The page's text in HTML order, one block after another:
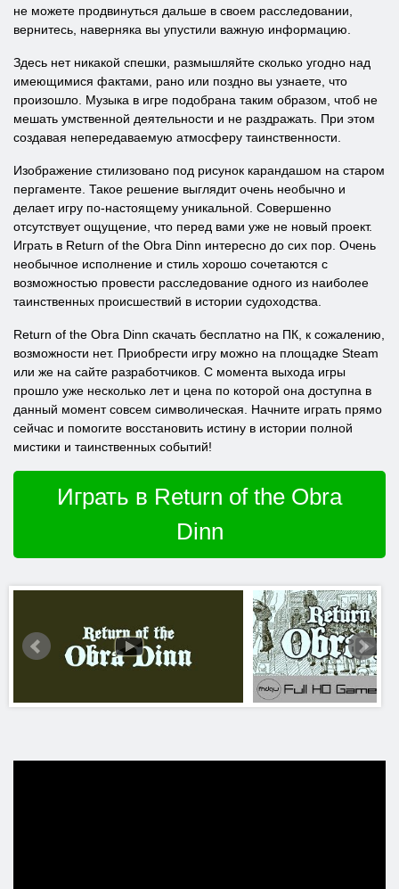
не можете продвинуться дальше в своем расследовании,
вернитесь, наверняка вы упустили важную информацию.
Здесь нет никакой спешки, размышляйте сколько угодно над
имеющимися фактами, рано или поздно вы узнаете, что
произошло. Музыка в игре подобрана таким образом, чтоб не
мешать умственной деятельности и не раздражать. При этом
создавая непередаваемую атмосферу таинственности.
Изображение стилизовано под рисунок карандашом на старом
пергаменте. Такое решение выглядит очень необычно и
делает игру по-настоящему уникальной. Совершенно
отсутствует ощущение, что перед вами уже не новый проект.
Играть в Return of the Obra Dinn интересно до сих пор. Очень
необычное исполнение и стиль хорошо сочетаются с
возможностью провести расследование одного из наиболее
таинственных происшествий в истории судоходства.
Return of the Obra Dinn скачать бесплатно на ПК, к сожалению,
возможности нет. Приобрести игру можно на площадке Steam
или же на сайте разработчиков. С момента выхода игры
прошло уже несколько лет и цена по которой она доступна в
данный момент совсем символическая. Начните играть прямо
сейчас и помогите восстановить истину в истории полной
мистики и таинственных событий!
Играть в Return of the Obra
Dinn